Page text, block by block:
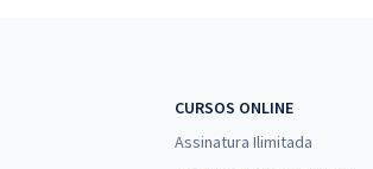
CURSOS ONLINE
Assinatura Ilimitada